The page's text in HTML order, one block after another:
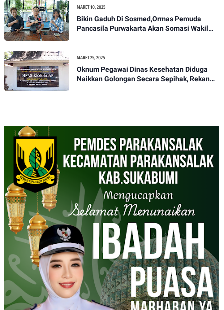
MARET 10, 2025
Bikin Gaduh Di Sosmed,Ormas Pemuda
Pancasila Purwakarta Akan Somasi Wakil
MARET 25, 2025
Oknum Pegawai Dinas Kesehatan Diduga
Naikkan Golongan Secara Sepihak, Rekan